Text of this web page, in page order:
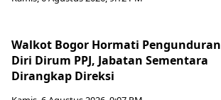
Walkot Bogor Hormati Pengunduran
Diri Dirum PPJ, Jabatan Sementara
Dirangkap Direksi